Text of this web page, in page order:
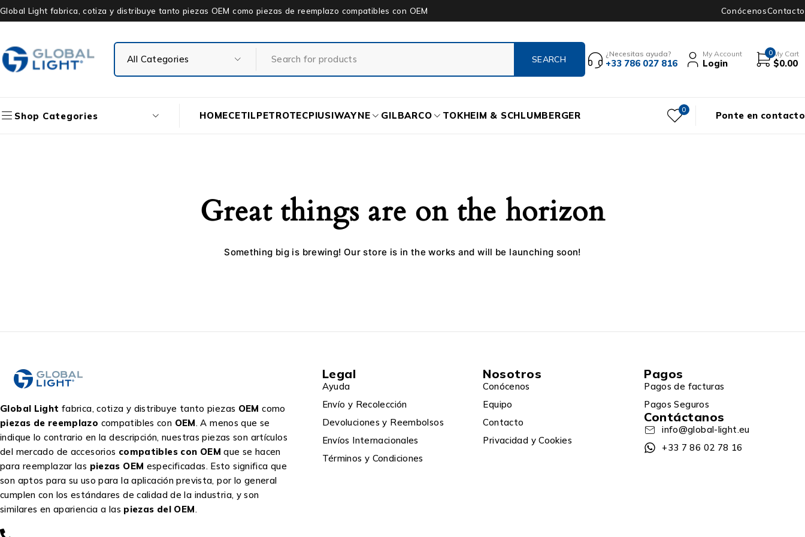
Global Light fabrica, cotiza y distribuye tanto piezas OEM como piezas de reemplazo compatibles con OEM ConócenosContacto
¿Necesitas ayuda?
+33 786 027 816
My Account
Login
0 My Cart
$0.00
Shop Categories HOMECETILPETROTECPIUSIWAYNE GILBARCO TOKHEIM & SCHLUMBERGER 0 Ponte en contacto
Great things are on the horizon
Something big is brewing! Our store is in the works and will be launching soon!
Global Light fabrica, cotiza y distribuye tanto piezas OEM como
piezas de reemplazo compatibles con OEM. A menos que se
indique lo contrario en la descripción, nuestras piezas son artículos
del mercado de accesorios compatibles con OEM que se hacen
para reemplazar las piezas OEM especificadas. Esto significa que
son aptos para su uso para la aplicación prevista, por lo general
cumplen con los estándares de calidad de la industria, y son
similares en apariencia a las piezas del OEM.
Legal
Ayuda
Envío y Recolección
Devoluciones y Reembolsos
Envíos Internacionales
Términos y Condiciones
Nosotros
Conócenos
Equipo
Contacto
Privacidad y Cookies
Pagos
Pagos de facturas
Pagos Seguros
Contáctanos
info@global-light.eu
+33 7 86 02 78 16